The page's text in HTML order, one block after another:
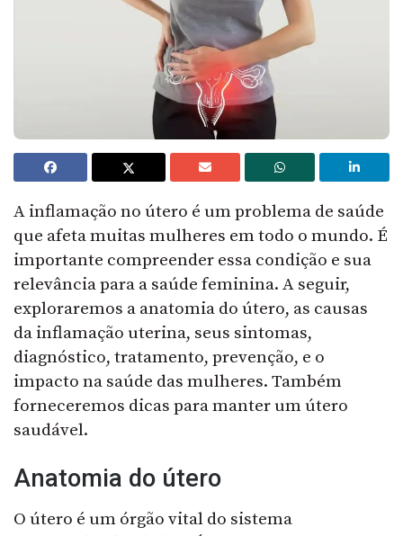
A inflamação no útero é um problema de saúde
que afeta muitas mulheres em todo o mundo. É
importante compreender essa condição e sua
relevância para a saúde feminina. A seguir,
exploraremos a anatomia do útero, as causas
da inflamação uterina, seus sintomas,
diagnóstico, tratamento, prevenção, e o
impacto na saúde das mulheres. Também
forneceremos dicas para manter um útero
saudável.
Anatomia do útero
O útero é um órgão vital do sistema